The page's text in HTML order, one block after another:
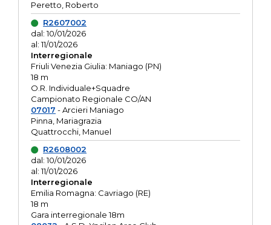
Peretto, Roberto
R2607002
dal: 10/01/2026
al: 11/01/2026
Interregionale
Friuli Venezia Giulia: Maniago (PN)
18 m
O.R. Individuale+Squadre
Campionato Regionale CO/AN
07017 - Arcieri Maniago
Pinna, Mariagrazia
Quattrocchi, Manuel
R2608002
dal: 10/01/2026
al: 11/01/2026
Interregionale
Emilia Romagna: Cavriago (RE)
18 m
Gara interregionale 18m